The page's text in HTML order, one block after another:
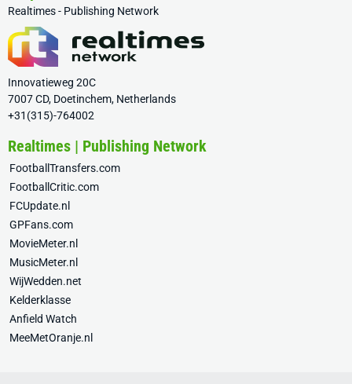
Realtimes - Publishing Network
Innovatieweg 20C
7007 CD, Doetinchem, Netherlands
+31(315)-764002
Realtimes | Publishing Network
FootballTransfers.com
FootballCritic.com
FCUpdate.nl
GPFans.com
MovieMeter.nl
MusicMeter.nl
WijWedden.net
Kelderklasse
Anfield Watch
MeeMetOranje.nl